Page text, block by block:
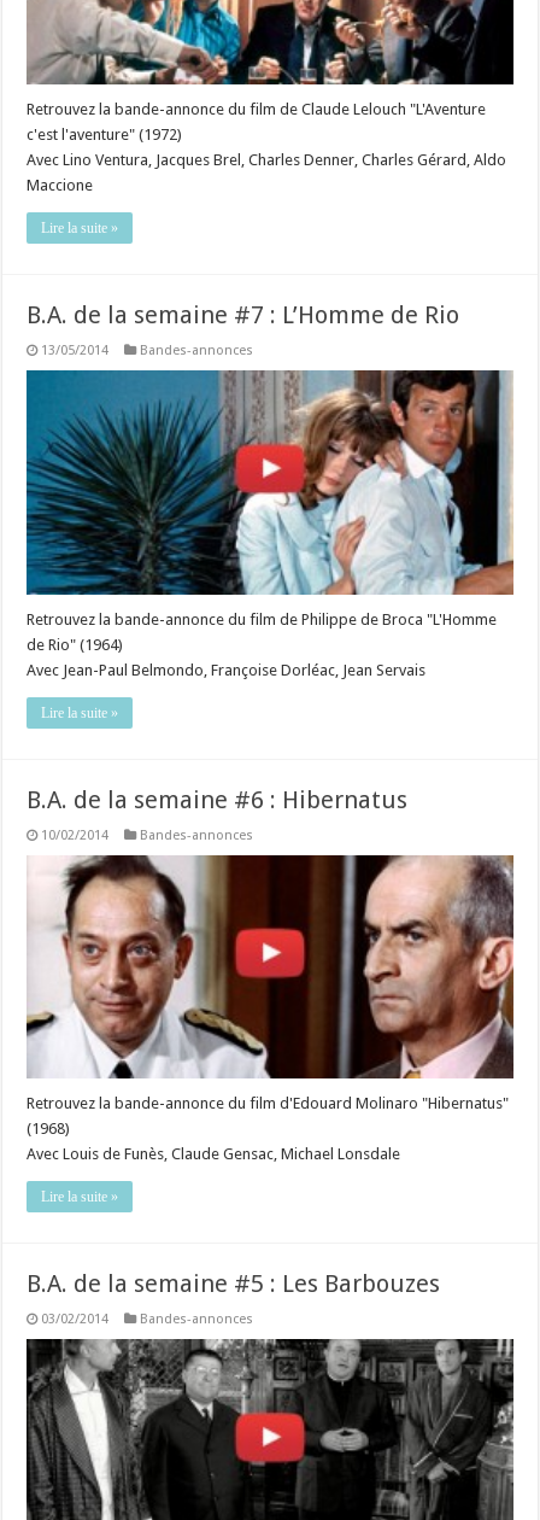
Retrouvez la bande-annonce du film de Claude Lelouch "L'Aventure
c'est l'aventure" (1972)
Avec Lino Ventura, Jacques Brel, Charles Denner, Charles Gérard, Aldo
Maccione
Lire la suite »
B.A. de la semaine #7 : L’Homme de Rio
13/05/2014 Bandes-annonces
Retrouvez la bande-annonce du film de Philippe de Broca "L'Homme
de Rio" (1964)
Avec Jean-Paul Belmondo, Françoise Dorléac, Jean Servais
Lire la suite »
B.A. de la semaine #6 : Hibernatus
10/02/2014 Bandes-annonces
Retrouvez la bande-annonce du film d'Edouard Molinaro "Hibernatus"
(1968)
Avec Louis de Funès, Claude Gensac, Michael Lonsdale
Lire la suite »
B.A. de la semaine #5 : Les Barbouzes
03/02/2014 Bandes-annonces